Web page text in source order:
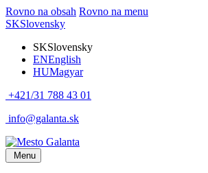
Rovno na obsah Rovno na menu
SKSlovensky
SKSlovensky
ENEnglish
HUMagyar
+421/31 788 43 01
info@galanta.sk
Menu